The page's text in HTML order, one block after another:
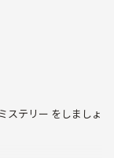
ステリー をしましょ